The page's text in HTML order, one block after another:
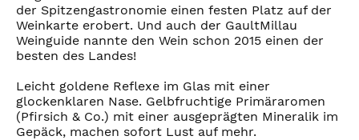
der Spitzengastronomie einen festen Platz auf der
Weinkarte erobert. Und auch der GaultMillau
Weinguide nannte den Wein schon 2015 einen der
besten des Landes!
Leicht goldene Reflexe im Glas mit einer
glockenklaren Nase. Gelbfruchtige Primäraromen
(Pfirsich & Co.) mit einer ausgeprägten Mineralik im
Gepäck, machen sofort Lust auf mehr.